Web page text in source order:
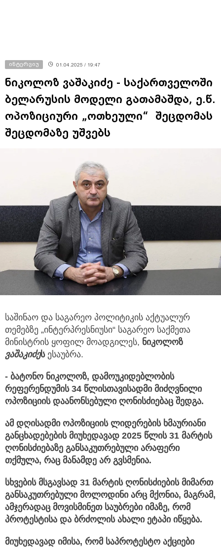
ინტერვიუ 01.04.2025 / 19:47
ნიკოლოზ ვაშაკიძე - საქართველოში
ბელარუსის მოდელი გათამაშდა, ე.წ.
ოპოზიციური „ოთხეული“ შეცდომას
შეცდომაზე უშვებს
საშინაო და საგარეო პოლიტიკის აქტუალურ
თემებზე „ინტერპრესნიუსი“ საგარეო საქმეთა
მინისტრის ყოფილ მოადგილეს, ნიკოლოზ
ვაშაკიძეს ესაუბრა.
- ბატონო ნიკოლოზ, დამოუკიდებლობის
რეფერენდუმის 34 წლისთავისადმი მიძღვნილი
ოპოზიციის დაანონსებული ღონისძიებაც შედგა.
ამ დღისადმი ოპოზიციის ლიდერების ხმაურიანი
განცხადებების მიუხედავად 2025 წლის 31 მარტის
ღონისძიებაზე განსაკუთრებული არაფერი
თქმულა, რაც მანამდე არ გვსმენია.
სხვების მსგავსად 31 მარტის ღონისძიების მიმართ
განსაკუთრებული მოლოდინი არც მქონია, მაგრამ,
ამჯერადაც მოვისმინეთ საუბრები იმაზე, რომ
პროტესტისა და ბრძოლის ახალი ეტაპი იწყება.
მიუხედავად იმისა, რომ საპროტესტო აქციები